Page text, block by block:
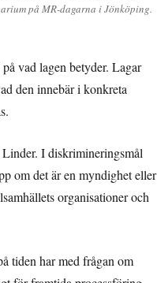
på MR-dagarna i Jönköping.
vad lagen betyder. Lagar
den innebär i konkreta
I diskrimineringsmål
om det är en myndighet eller
organisationer och
tiden har med frågan om